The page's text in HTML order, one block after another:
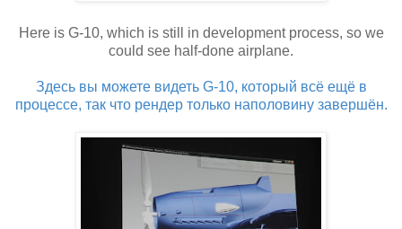
Here is G-10, which is still in development process, so we
could see half-done airplane.
Здесь вы можете видеть G-10, который всё ещё в
процессе, так что рендер только наполовину завершён.